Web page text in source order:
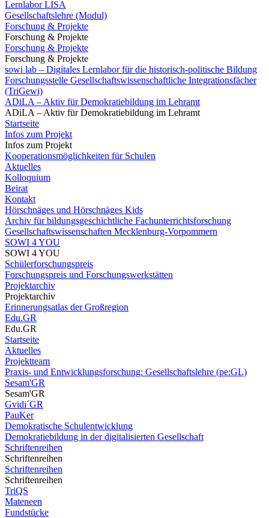
Lernlabor LISA
Gesellschaftslehre (Modul)
Forschung & Projekte
Forschung & Projekte
Forschung & Projekte
Forschung & Projekte
sowi lab – Digitales Lernlabor für die historisch-politische Bildung
Forschungsstelle Gesellschaftswissenschaftliche Integrationsfächer
(TriGewi)
ADiLA – Aktiv für Demokratiebildung im Lehramt
ADiLA – Aktiv für Demokratiebildung im Lehramt
Startseite
Infos zum Projekt
Infos zum Projekt
Kooperationsmöglichkeiten für Schulen
Aktuelles
Kolloquium
Beirat
Kontakt
Hörschnäges und Hörschnäges Kids
Archiv für bildungsgeschichtliche Fachunterrichtsforschung
Gesellschaftswissenschaften Mecklenburg-Vorpommern
SOWI 4 YOU
SOWI 4 YOU
Schülerforschungspreis
Forschungspreis und Forschungswerkstätten
Projektarchiv
Projektarchiv
Erinnerungsatlas der Großregion
Edu.GR
Edu.GR
Startseite
Aktuelles
Projektteam
Praxis- und Entwicklungsforschung: Gesellschaftslehre (pe:GL)
Sesam'GR
Sesam'GR
Gvidi´GR
PauKer
Demokratische Schulentwicklung
Demokratiebildung in der digitalisierten Gesellschaft
Schriftenreihen
Schriftenreihen
Schriftenreihen
Schriftenreihen
TriQS
Mateneen
Fundstücke